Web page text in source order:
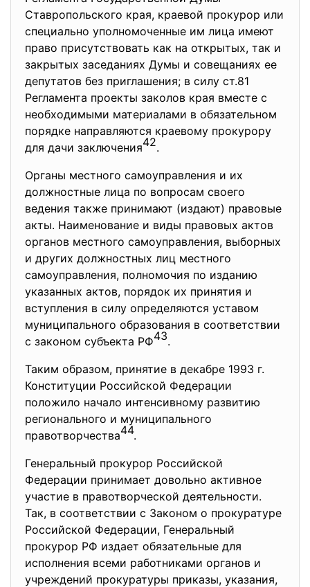
Ставропольского края, краевой прокурор или
специально уполномоченные им лица имеют
право присутствовать как на открытых, так и
закрытых заседаниях Думы и совещаниях ее
депутатов без приглашения; в силу ст.81
Регламента проекты заколов края вместе с
необходимыми материалами в обязательном
порядке направляются краевому прокурору
для дачи заключения42.
Органы местного самоуправления и их
должностные лица по вопросам своего
ведения также принимают (издают) правовые
акты. Наименование и виды правовых актов
органов местного самоуправления, выборных
и других должностных лиц местного
самоуправления, полномочия по изданию
указанных актов, порядок их принятия и
вступления в силу определяются уставом
муниципального образования в соответствии
с законом субъекта РФ43.
Таким образом, принятие в декабре 1993 г.
Конституции Российской Федерации
положило начало интенсивному развитию
регионального и муниципального
правотворчества44.
Генеральный прокурор Российской
Федерации принимает довольно активное
участие в правотворческой деятельности.
Так, в соответствии с Законом о прокуратуре
Российской Федерации, Генеральный
прокурор РФ издает обязательные для
исполнения всеми работниками органов и
учреждений прокуратуры приказы, указания,